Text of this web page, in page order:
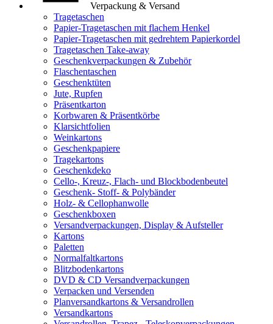
Verpackung & Versand
Tragetaschen
Papier-Tragetaschen mit flachem Henkel
Papier-Tragetaschen mit gedrehtem Papierkordel
Tragetaschen Take-away
Geschenkverpackungen & Zubehör
Flaschentaschen
Geschenktüten
Jute, Rupfen
Präsentkarton
Korbwaren & Präsentkörbe
Klarsichtfolien
Weinkartons
Geschenkpapiere
Tragekartons
Geschenkdeko
Cello-, Kreuz-, Flach- und Blockbodenbeutel
Geschenk- Stoff- & Polybänder
Holz- & Cellophanwolle
Geschenkboxen
Versandverpackungen, Display & Aufsteller
Kartons
Paletten
Normalfaltkartons
Blitzbodenkartons
DVD & CD Versandverpackungen
Verpacken und Versenden
Planversandkartons & Versandrollen
Versandkartons